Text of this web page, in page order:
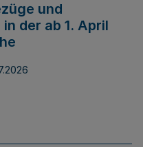
und
der ab 1. April